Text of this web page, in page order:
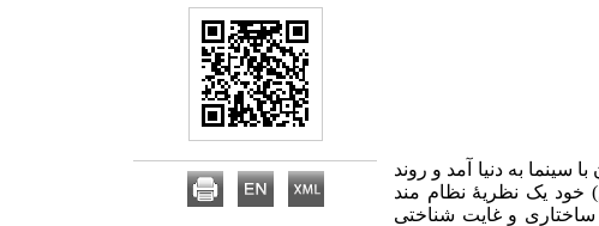
سینما به دنیا آمد و روند
او با فرایند تکوین سینما مقارن بود. وی تلاش کرد تا در نظریۀ فیلم (1960 م) خود یک نظریۀ نظام مند
ساختاری و غایت شناختی